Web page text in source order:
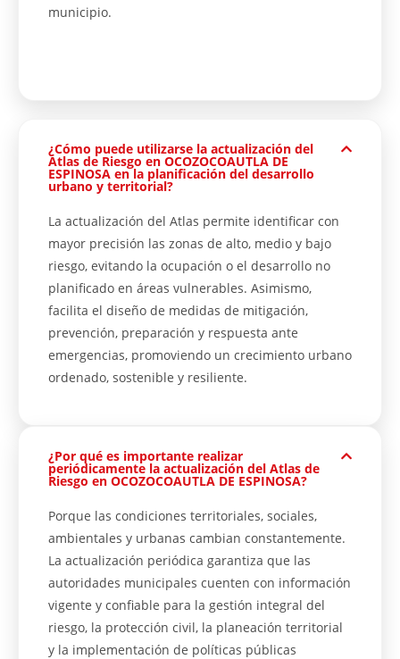
municipio.
¿Cómo puede utilizarse la actualización del
Atlas de Riesgo en OCOZOCOAUTLA DE
ESPINOSA en la planificación del desarrollo
urbano y territorial?
La actualización del Atlas permite identificar con
mayor precisión las zonas de alto, medio y bajo
riesgo, evitando la ocupación o el desarrollo no
planificado en áreas vulnerables. Asimismo,
facilita el diseño de medidas de mitigación,
prevención, preparación y respuesta ante
emergencias, promoviendo un crecimiento urbano
ordenado, sostenible y resiliente.
¿Por qué es importante realizar
periódicamente la actualización del Atlas de
Riesgo en OCOZOCOAUTLA DE ESPINOSA?
Porque las condiciones territoriales, sociales,
ambientales y urbanas cambian constantemente.
La actualización periódica garantiza que las
autoridades municipales cuenten con información
vigente y confiable para la gestión integral del
riesgo, la protección civil, la planeación territorial
y la implementación de políticas públicas